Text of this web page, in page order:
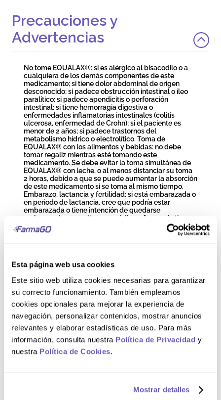
Esta página web usa cookies
Este sitio web utiliza cookies necesarias para garantizar
su correcto funcionamiento. También empleamos
cookies opcionales para mejorar la experiencia de
navegación, personalizar contenidos, mostrar anuncios
relevantes y elaborar estadísticas de uso. Para más
información, consulta nuestra Política de Privacidad y
nuestra Política de Cookies.
Mostrar detalles
Precauciones y
Advertencias
No tome EQUALAX®: si es alérgico al bisacodilo o a
cualquiera de los demás componentes de este
medicamento; si tiene dolor abdominal de origen
desconocido; si padece obstrucción intestinal o íleo
paralítico; si padece apendicitis o perforación
intestinal; si tiene hemorragia digestiva o
enfermedades inflamatorias intestinales (colitis
ulcerosa, enfermedad de Crohn); si el paciente es
menor de 2 años; si padece trastornos del
metabolismo hídrico o electrolítico. Toma de
EQUALAX® con los alimentos y bebidas: no debe
tomar regaliz mientras esté tomando este
medicamento. Se debe evitar la toma simultánea de
EQUALAX® con leche, o al menos distanciar su toma
2 horas, debido a que se puede aumentar la absorción
de este medicamento si se toma al mismo tiempo.
Embarazo, lactancia y fertilidad: si está embarazada o
en periodo de lactancia, cree que podría estar
embarazada o tiene intención de quedarse
embarazada, consulte a su médico o farmacéutico
antes de tomar este medicamento. Este medicamento
contiene lactosa. Si su médico le ha indicado que
Modo de uso
La dosis recomendada en adultos es: 1 tableta (5 mg
de bisacodilo) al día antes de acostarse. Si fuera
necesario, se tomarán 2 tabletas. Usar siempre la
dosis menor que sea efectiva. Uso en niños y
adolescentes: la dosis recomendada en adolescentes
y niños mayores de 10 años es 1 tableta (5 mg de
bisacodilo) al día antes de acostarse. Si fuera
medicamento únicamente bajo supervisión médica. 1
tableta (5 mg de bisacodilo) al día antes de acostarse.